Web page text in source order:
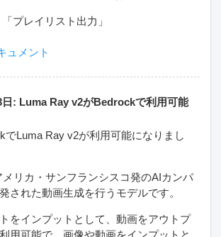
プレイリスト出力」
ュメント
日: Luma Ray v2がBedrockで利用可能
でLuma Ray v2が利用可能になりまし
メリカ・サンフランシスコ発のAIカンパ
された動画生成を行うモデルです。
をインプットとして、動画をアウトプ
用可能で、画像や動画をインプットと